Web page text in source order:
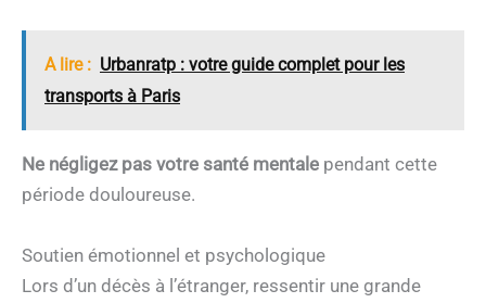
A lire : Urbanratp : votre guide complet pour les
transports à Paris
Ne négligez pas votre santé mentale pendant cette
période douloureuse.
Soutien émotionnel et psychologique
Lors d’un décès à l’étranger, ressentir une grande